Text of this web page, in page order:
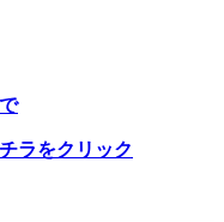
ラをクリック